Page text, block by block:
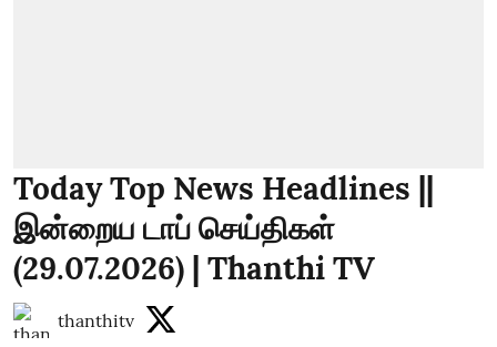
Today Top News Headlines ||
இன்றைய டாப் செய்திகள்
(29.07.2026) | Thanthi TV
thanthitv